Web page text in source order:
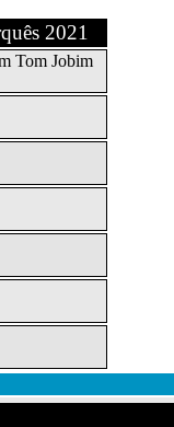
2021
Tom Jobim